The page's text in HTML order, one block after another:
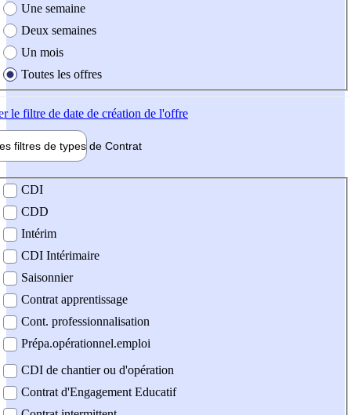
Une semaine
Deux semaines
Un mois
Toutes les offres
le filtre de date de création de l'offre
filtres de types de Contrat
contrat
CDI
CDD
Intérim
CDI Intérimaire
Saisonnier
Contrat apprentissage
Cont. professionnalisation
Prépa.opérationnel.emploi
CDI de chantier ou d'opération
Contrat d'Engagement Educatif